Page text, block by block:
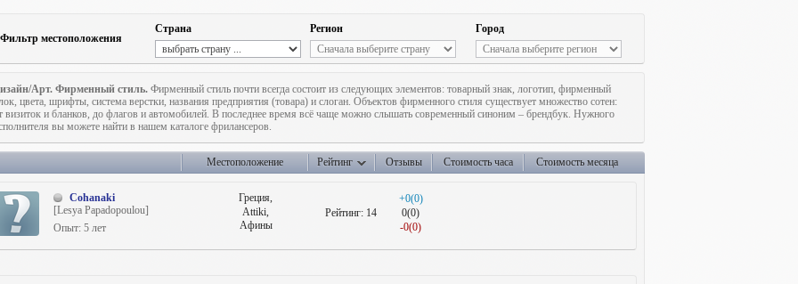
Фильтр местоположения
Страна Регион Город
Арт. Фирменный стиль. Фирменный стиль почти всегда состоит из следующих элементов: товарный знак, логотип, фирменный
цвета, шрифты, система верстки, названия предприятия (товара) и слоган. Объектов фирменного стиля существует множество сотен:
визиток и бланков, до флагов и автомобилей. В последнее время всё чаще можно слышать современный синоним – брендбук. Нужного
вы можете найти в нашем каталоге фрилансеров.
Местоположение Рейтинг Отзывы Стоимость часа Стоимость месяца
Cohanaki
[Lesya Papadopoulou]
Опыт: 5 лет
+0(0)
0(0)
-0(0)
Рейтинг:14
Греция,
Attiki,
Афины